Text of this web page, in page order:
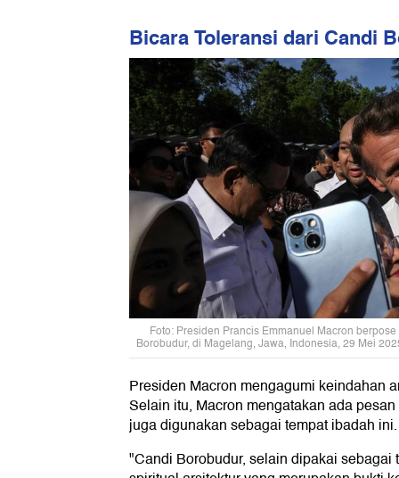
Bicara Toleransi dari Candi
Foto: Presiden Prancis Emmanuel Macron
Borobudur, di Magelang, Jawa, Indonesia, 29 Mei
Presiden Macron mengagumi keindahan
Selain itu, Macron mengatakan ada
juga digunakan sebagai tempat ibadah ini.
"Candi Borobudur, selain dipakai